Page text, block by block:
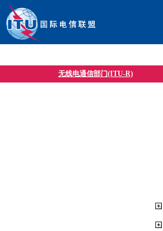
无线电通信部门(ITU-R)